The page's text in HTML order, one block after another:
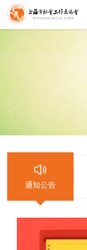
通知公告